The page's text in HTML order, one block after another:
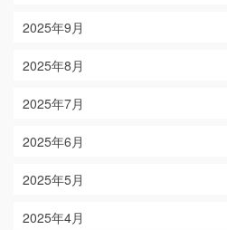
2025年9月
2025年8月
2025年7月
2025年6月
2025年5月
2025年4月